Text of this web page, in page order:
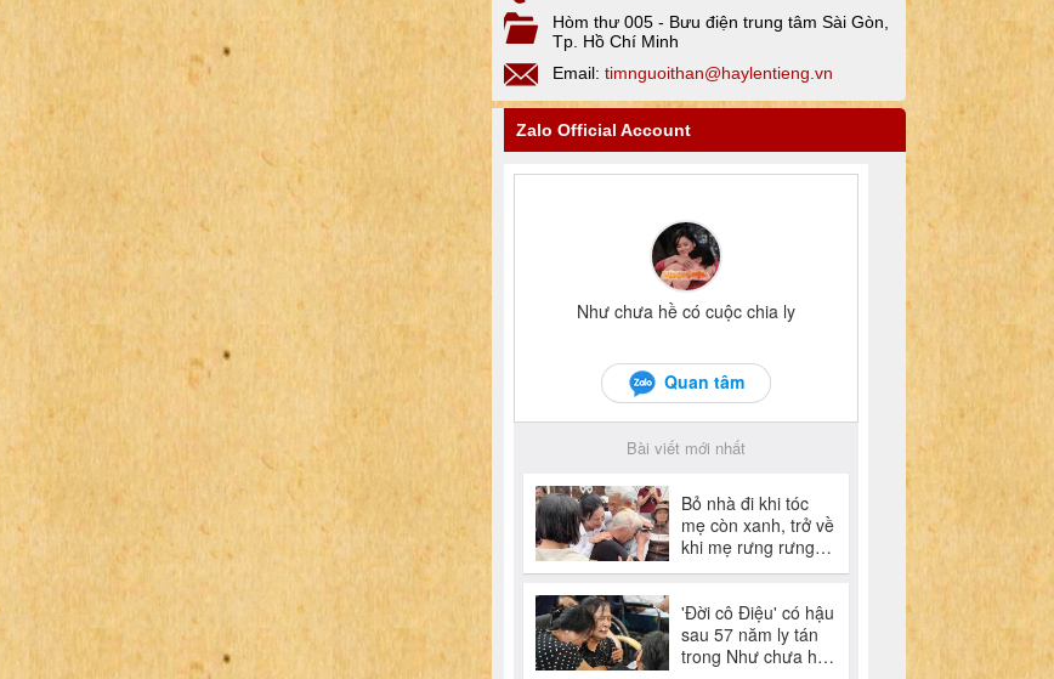
Hòm thư 005 - Bưu điện trung tâm Sài Gòn,
Tp. Hồ Chí Minh
Email: timnguoithan@haylentieng.vn
Zalo Official Account